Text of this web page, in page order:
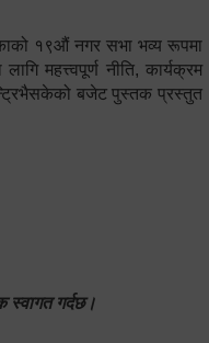
१९औं नगर सभा भव्य रूपमा
महत्त्वपूर्ण नीति, कार्यक्रम
बजेट पुस्तक प्रस्तुत
स्वागत गर्दछ।